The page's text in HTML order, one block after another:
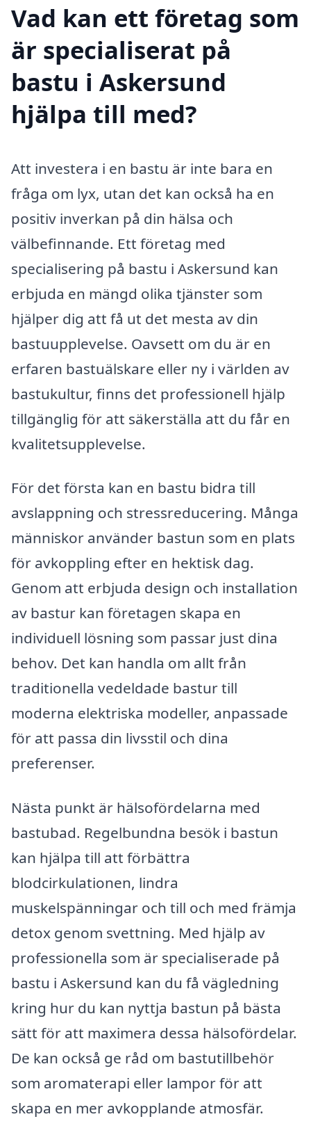
Vad kan ett företag som
är specialiserat på
bastu i Askersund
hjälpa till med?
Att investera i en bastu är inte bara en
fråga om lyx, utan det kan också ha en
positiv inverkan på din hälsa och
välbefinnande. Ett företag med
specialisering på bastu i Askersund kan
erbjuda en mängd olika tjänster som
hjälper dig att få ut det mesta av din
bastuupplevelse. Oavsett om du är en
erfaren bastuälskare eller ny i världen av
bastukultur, finns det professionell hjälp
tillgänglig för att säkerställa att du får en
kvalitetsupplevelse.
För det första kan en bastu bidra till
avslappning och stressreducering. Många
människor använder bastun som en plats
för avkoppling efter en hektisk dag.
Genom att erbjuda design och installation
av bastur kan företagen skapa en
individuell lösning som passar just dina
behov. Det kan handla om allt från
traditionella vedeldade bastur till
moderna elektriska modeller, anpassade
för att passa din livsstil och dina
preferenser.
Nästa punkt är hälsofördelarna med
bastubad. Regelbundna besök i bastun
kan hjälpa till att förbättra
blodcirkulationen, lindra
muskelspänningar och till och med främja
detox genom svettning. Med hjälp av
professionella som är specialiserade på
bastu i Askersund kan du få vägledning
kring hur du kan nyttja bastun på bästa
sätt för att maximera dessa hälsofördelar.
De kan också ge råd om bastutillbehör
som aromaterapi eller lampor för att
skapa en mer avkopplande atmosfär.